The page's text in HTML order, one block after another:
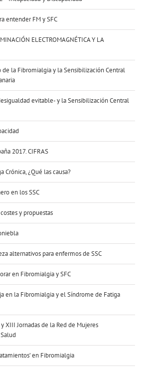
entender FM y SFC
ELECTROMAGNÉTICA Y LA
de la Fibromialgia y la Sensibilización Central
evitable- y la Sensibilización Central
2017. CIFRAS
Crónica, ¿Qué las causa?
en los SSC
y propuestas
alternativos para enfermos de SSC
en Fibromialgia y SFC
en la Fibromialgia y el Síndrome de Fatiga
XIII Jornadas de la Red de Mujeres
en Fibromialgia